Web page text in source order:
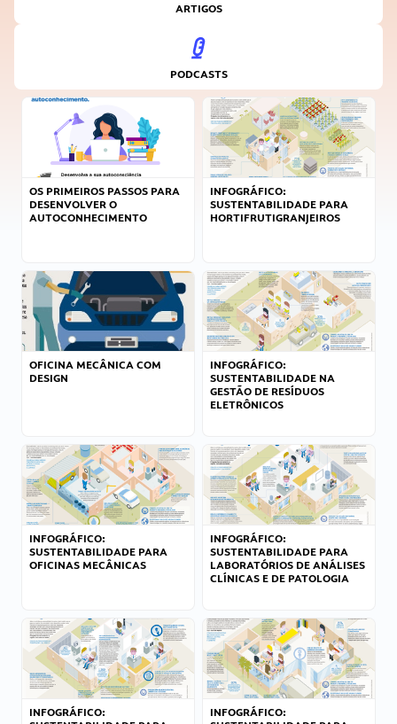
ARTIGOS
PODCASTS
OS PRIMEIROS PASSOS PARA
DESENVOLVER O
AUTOCONHECIMENTO
INFOGRÁFICO:
SUSTENTABILIDADE PARA
HORTIFRUTIGRANJEIROS
OFICINA MECÂNICA COM
DESIGN
INFOGRÁFICO:
SUSTENTABILIDADE NA
GESTÃO DE RESÍDUOS
ELETRÔNICOS
INFOGRÁFICO:
SUSTENTABILIDADE PARA
OFICINAS MECÂNICAS
INFOGRÁFICO:
SUSTENTABILIDADE PARA
LABORATÓRIOS DE ANÁLISES
CLÍNICAS E DE PATOLOGIA
INFOGRÁFICO:
INFOGRÁFICO: